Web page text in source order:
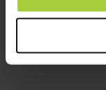
Höjd: 330 mm